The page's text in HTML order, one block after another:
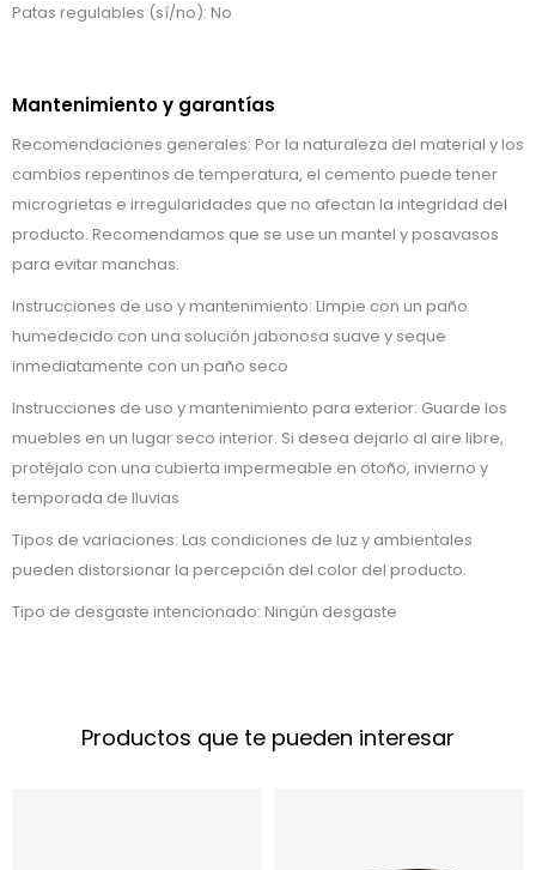
Patas regulables (sí/no): No
Mantenimiento y garantías
Recomendaciones generales: Por la naturaleza del material y los
cambios repentinos de temperatura, el cemento puede tener
microgrietas e irregularidades que no afectan la integridad del
producto. Recomendamos que se use un mantel y posavasos
para evitar manchas.
Instrucciones de uso y mantenimiento: Limpie con un paño
humedecido con una solución jabonosa suave y seque
inmediatamente con un paño seco
Instrucciones de uso y mantenimiento para exterior: Guarde los
muebles en un lugar seco interior. Si desea dejarlo al aire libre,
protéjalo con una cubierta impermeable en otoño, invierno y
temporada de lluvias
Tipos de variaciones: Las condiciones de luz y ambientales
pueden distorsionar la percepción del color del producto.
Tipo de desgaste intencionado: Ningún desgaste
Productos que te pueden interesar